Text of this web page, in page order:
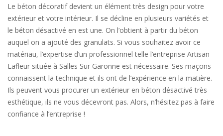
Le béton décoratif devient un élément très design pour votre
extérieur et votre intérieur. Il se décline en plusieurs variétés et
le béton désactivé en est une. On l’obtient à partir du béton
auquel on a ajouté des granulats. Si vous souhaitez avoir ce
matériau, l’expertise d’un professionnel telle l’entreprise Artisan
Lafleur située à Salles Sur Garonne est nécessaire. Ses maçons
connaissent la technique et ils ont de l’expérience en la matière.
Ils peuvent vous procurer un extérieur en béton désactivé très
esthétique, ils ne vous décevront pas. Alors, n’hésitez pas à faire
confiance à l’entreprise !